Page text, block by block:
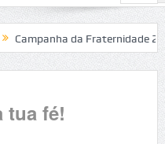
da Fraternidade 2020
tua fé!